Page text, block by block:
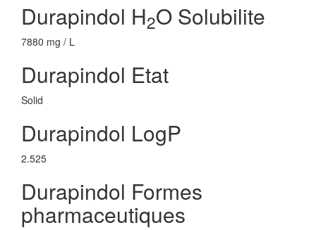
Durapindol H2O Solubilite
7880 mg / L
Durapindol Etat
Solid
Durapindol LogP
2.525
Durapindol Formes
pharmaceutiques